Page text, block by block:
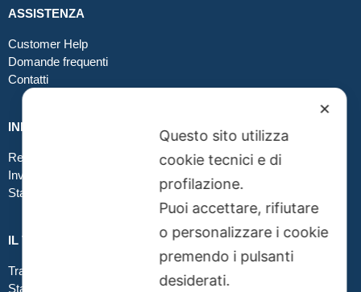
ASSISTENZA
Customer Help
Domande frequenti
Contatti
INFO GRAFICA
Realizzare file corretti
Inviare file grafici
Stampa in tessuto
IL TUO ORDINE
Traccia la tua spedizione
Stato del tuo ordine
✕
Questo sito utilizza
cookie tecnici e di
profilazione.
Puoi accettare, rifiutare
o personalizzare i cookie
premendo i pulsanti
desiderati.